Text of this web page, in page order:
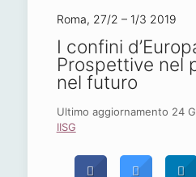
Roma, 27/2 – 1/3 2019
I confini
Prospettive nel
nel futuro
Ultimo aggiornamento 24
IISG